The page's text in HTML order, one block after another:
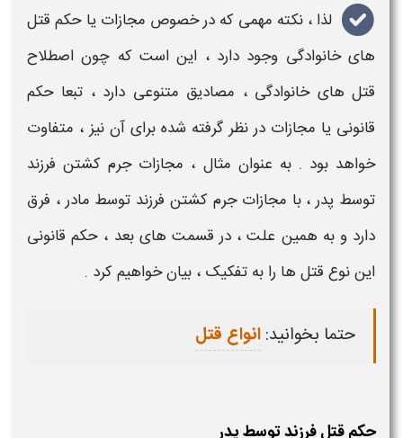
لذا ، نکته مهمی که در خصوص مجازات یا حکم قتل
های خانوادگی وجود دارد ، این است که چون اصطلاح
قتل های خانوادگی ، مصادیق متنوعی دارد ، تبعا حکم
قانونی یا مجازات در نظر گرفته شده برای آن نیز ، متفاوت
خواهد بود . به عنوان مثال ، مجازات جرم کشتن فرزند
توسط پدر، با مجازات جرم کشتن فرزند توسط مادر، فرق
دارد و به همین علت ، در قسمت های بعد ، حکم قانونی
این نوع قتل ها را به تفکیک ، بیان خواهیم کرد .
حتما بخوانید:انواع قتل
حکم قتل فرزند توسط پدر